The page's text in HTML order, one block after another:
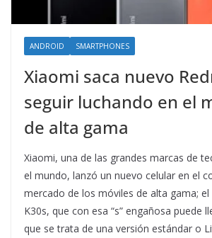
ANDROID SMARTPHONES
Xiaomi saca nuevo
seguir luchando en el
de alta gama
Xiaomi, una de las grandes marcas de
el mundo, lanzó un nuevo celular en el
mercado de los móviles de alta gama; el
K30s, que con esa “s” engañosa puede
que se trata de una versión estándar o